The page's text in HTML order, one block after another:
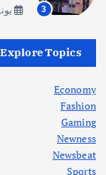
3
يونيو
Explore Topics
Economy
Fashion
Gaming
Newness
Newsbeat
Sports